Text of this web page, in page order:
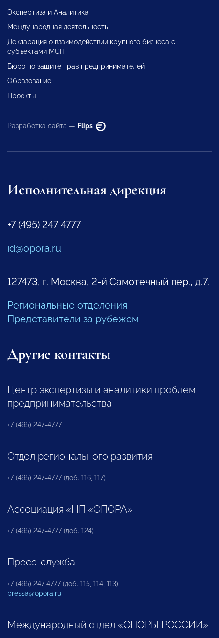
Экспертиза и Аналитика
Международная деятельность
Декларация о взаимодействии крупного бизнеса с
субъектами МСП
Бюро по защите прав предпринимателей
Образование
Проекты
Разработка сайта — Flips
Исполнительная дирекция
+7 (495) 247 4777
id@opora.ru
127473, г. Москва, 2-й Самотечный пер., д.7.
Региональные отделения
Представители за рубежом
Другие контакты
Центр экспертизы и аналитики проблем
предпринимательства
+7 (495) 247-4777
Отдел регионального развития
+7 (495) 247-4777 (доб. 116, 117)
Ассоциация «НП «ОПОРА»
+7 (495) 247-4777 (доб. 124)
Пресс-служба
+7 (495) 247 4777 (доб. 115, 114, 113)
pressa@opora.ru
Международный отдел «ОПОРЫ РОССИИ»